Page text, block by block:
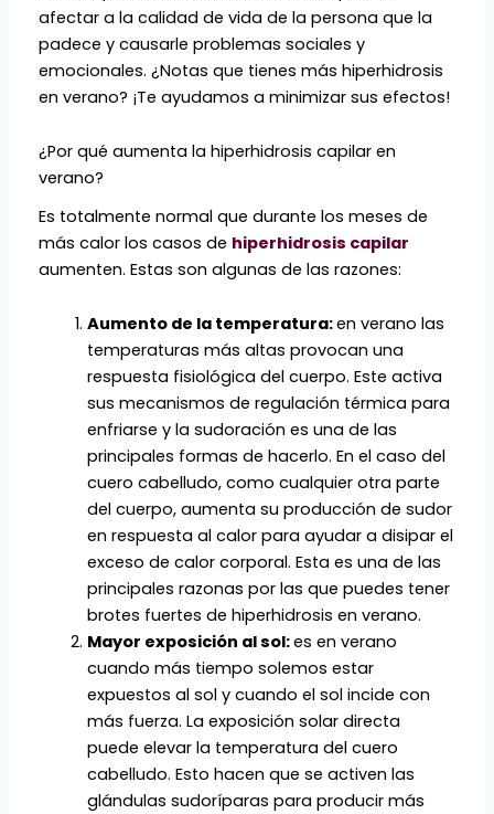
afectar a la calidad de vida de la persona que la
padece y causarle problemas sociales y
emocionales. ¿Notas que tienes más hiperhidrosis
en verano? ¡Te ayudamos a minimizar sus efectos!
¿Por qué aumenta la hiperhidrosis capilar en
verano?
Es totalmente normal que durante los meses de
más calor los casos de hiperhidrosis capilar
aumenten. Estas son algunas de las razones:
Aumento de la temperatura:en verano las
temperaturas más altas provocan una
respuesta fisiológica del cuerpo. Este activa
sus mecanismos de regulación térmica para
enfriarse y la sudoración es una de las
principales formas de hacerlo. En el caso del
cuero cabelludo, como cualquier otra parte
del cuerpo, aumenta su producción de sudor
en respuesta al calor para ayudar a disipar el
exceso de calor corporal. Esta es una de las
principales razonas por las que puedes tener
brotes fuertes de hiperhidrosis en verano.
Mayor exposición al sol:es en verano
cuando más tiempo solemos estar
expuestos al sol y cuando el sol incide con
más fuerza. La exposición solar directa
puede elevar la temperatura del cuero
cabelludo. Esto hacen que se activen las
glándulas sudoríparas para producir más